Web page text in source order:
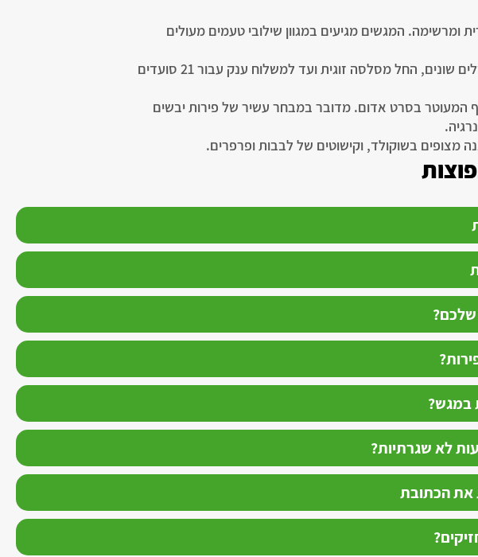
המגשים מגיעים במגוון שילובי טעמים מעולים
מגשי סלסלת פירות טריים – עם מבחר מדהים של פירות מוכרים, עונתיים ואקזוטיים בגדלים שונים, החל מסלסה זוגית ועד למשלוח ענק עבור 21 סועדים
המעוטר בסרט אדום. מדובר במבחר עשיר של פירות יבשים
מצופים בשוקולד, וקישוטים של לבבות ופרפרים.
במגש?
לא שגרתיות?
את הכתובת